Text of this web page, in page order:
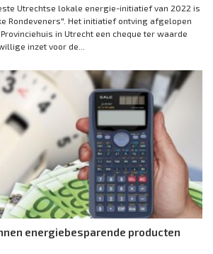
Utrechtse lokale energie-initiatief van 2022 is
Rondeveners". Het initiatief ontving afgelopen
in Utrecht een cheque ter waarde
inzet voor de...
energiebesparende producten